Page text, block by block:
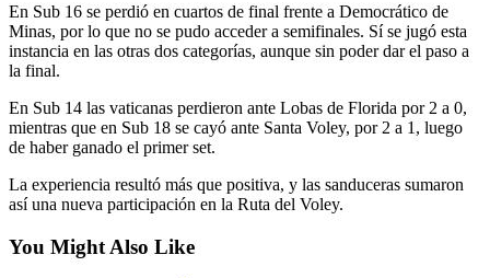
En Sub 16 se perdió en cuartos de final frente a Democrático de
Minas, por lo que no se pudo acceder a semifinales. Sí se jugó esta
instancia en las otras dos categorías, aunque sin poder dar el paso a
la final.
En Sub 14 las vaticanas perdieron ante Lobas de Florida por 2 a 0,
mientras que en Sub 18 se cayó ante Santa Voley, por 2 a 1, luego
de haber ganado el primer set.
La experiencia resultó más que positiva, y las sanduceras sumaron
así una nueva participación en la Ruta del Voley.
You Might Also Like